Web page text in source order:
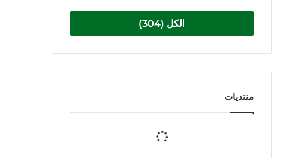
الكل (304)
منتديات